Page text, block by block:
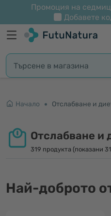
Промоция на
Добавете
Начало Отслабване и
Отслабване и
319 продукта (показани
Най-доброто